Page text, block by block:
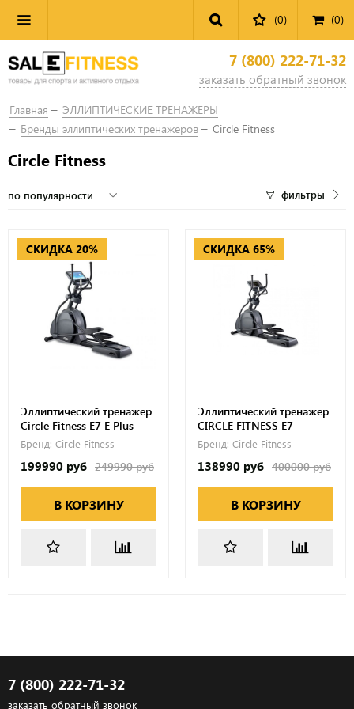
(0) (0)
7 (800) 222-71-32
заказать обратный звонок
Главная
ЭЛЛИПТИЧЕСКИЕ ТРЕНАЖЕРЫ
Бренды эллиптических тренажеров
Circle Fitness
Circle Fitness
фильтры
СКИДКА 20%
Эллиптический тренажер
Circle Fitness E7 E Plus
Бренд: Circle Fitness
199990 руб 249990 руб
В КОРЗИНУ
СКИДКА 65%
Эллиптический тренажер
CIRCLE FITNESS E7
Бренд: Circle Fitness
138990 руб 400000 руб
В КОРЗИНУ
7 (800) 222-71-32
заказать обратный звонок